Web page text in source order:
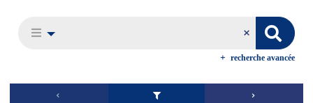
recherche avancée